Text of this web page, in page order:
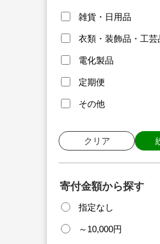
雑貨・日用品
衣類・装飾品・工芸
電化製品
定期便
その他
クリア
寄付金額から探す
指定なし
～10,000円